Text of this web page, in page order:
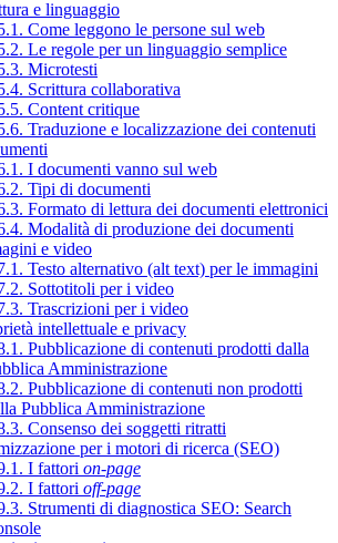
e linguaggio
Come leggono le persone sul web
Le regole per un linguaggio semplice
Microtesti
Scrittura collaborativa
Content critique
Traduzione e localizzazione dei contenuti
I documenti vanno sul web
Tipi di documenti
Formato di lettura dei documenti elettronici
Modalità di produzione dei documenti
e video
Testo alternativo (alt text) per le immagini
Sottotitoli per i video
Trascrizioni per i video
intellettuale e privacy
Pubblicazione di contenuti prodotti dalla
Amministrazione
Pubblicazione di contenuti non prodotti
Pubblica Amministrazione
Consenso dei soggetti ritratti
per i motori di ricerca (SEO)
I fattori on-page
I fattori off-page
Strumenti di diagnostica SEO: Search